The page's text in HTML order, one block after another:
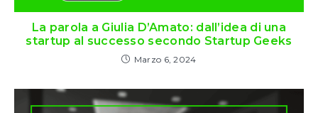
La parola a Giulia D’Amato: dall’idea di una
startup al successo secondo Startup Geeks
Marzo 6, 2024